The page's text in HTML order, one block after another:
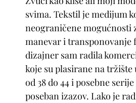
svima. Tekstil je medijum
neograničene mogućnosti
manevar i transponovanje
dizajner sam radila
koje su plasirane na
od 38 do 44 i posebne
poseban izazov. Lako je